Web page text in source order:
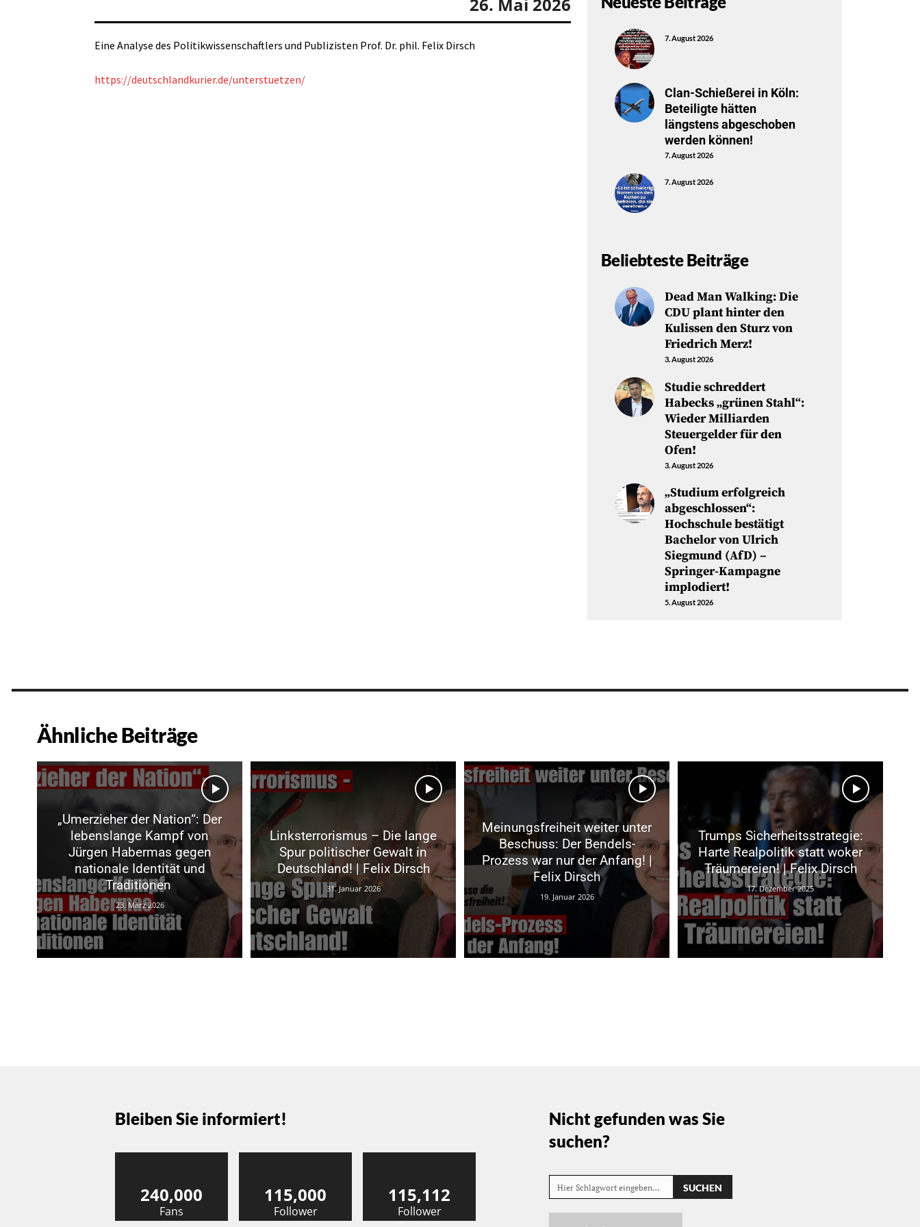
Eine Analyse des Politikwissenschaftlers und Publizisten Prof. Dr. phil. Felix Dirsch
https://deutschlandkurier.de/unterstuetzen/
7. August 2026
Clan-Schießerei in Köln:
Beteiligte hätten
längstens abgeschoben
werden können!
7. August 2026
7. August 2026
Beliebteste Beiträge
Dead Man Walking: Die
CDU plant hinter den
Kulissen den Sturz von
Friedrich Merz!
3. August 2026
Studie schreddert
Habecks „grünen Stahl“:
Wieder Milliarden
Steuergelder für den
Ofen!
3. August 2026
„Studium erfolgreich
abgeschlossen“:
Hochschule bestätigt
Bachelor von Ulrich
Siegmund (AfD) –
Springer-Kampagne
implodiert!
5. August 2026
Ähnliche Beiträge
„Umerzieher der Nation“: Der
lebenslange Kampf von
Jürgen Habermas gegen
nationale Identität und
Traditionen
23. März 2026
Linksterrorismus – Die lange
Spur politischer Gewalt in
Deutschland! | Felix Dirsch
31. Januar 2026
Meinungsfreiheit weiter unter
Beschuss: Der Bendels-
Prozess war nur der Anfang! |
Felix Dirsch
19. Januar 2026
Trumps Sicherheitsstrategie:
Harte Realpolitik statt woker
Träumereien! | Felix Dirsch
17. Dezember 2025
Bleiben Sie informiert!
240,000
Fans
115,000
Follower
115,112
Follower
Nicht gefunden was Sie
suchen?
Hier Schlagwort eingeben… SUCHEN